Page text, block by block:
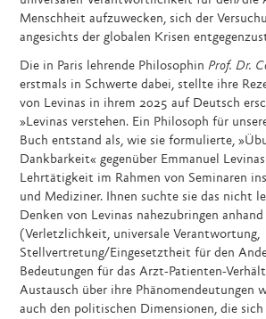
Menschheit aufzuwecken, sich der
angesichts der globalen Krisen
Die in Paris lehrende PhilosophinProf. Dr.
erstmals in Schwerte dabei, stellte ihre
von Levinas in ihrem 2025 auf Deutsch
»Levinas verstehen. Ein Philosoph für
Buch entstand als, wie sie formulierte,
Dankbarkeit« gegenüber Emmanuel
Lehrtätigkeit im Rahmen von Seminaren
und Mediziner. Ihnen suchte sie das nicht
Denken von Levinas nahezubringen
(Verletzlichkeit, universale Verantwortung,
Stellvertretung/Eingesetztheit für den
Bedeutungen für das Arzt-Patienten-
Austausch über ihre Phänomendeutungen
auch den politischen Dimensionen, die sich